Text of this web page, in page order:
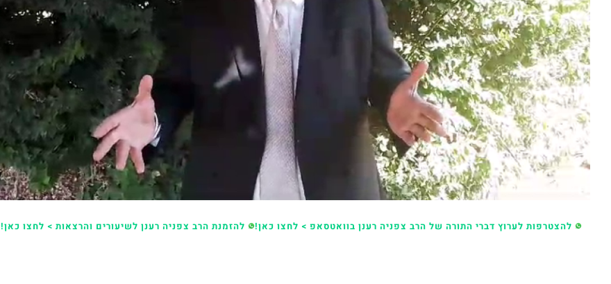
להצטרפות לערוץ דברי התורה של הרב צפניה רענן בוואטסאפ > לחצו כאן! להזמנת הרב צפניה רענן לשיעורים והרצאות > לחצו כאן!